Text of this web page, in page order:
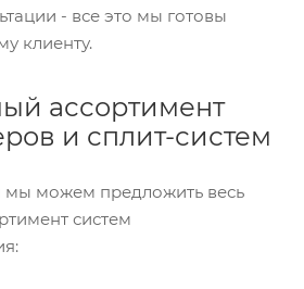
- все это мы готовы
клиенту.
ассортимент
и сплит-систем
можем предложить весь
систем